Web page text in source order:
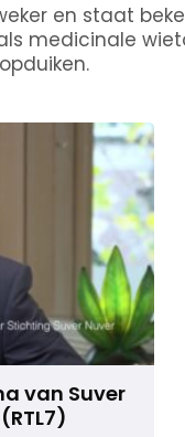
en staat
medicinale
van Suver